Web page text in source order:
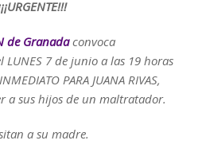
de Granadaconvoca
LUNES 7 de junio a las 19 horas
PARA JUANA RIVAS,
a sus hijos de un maltratador.
a su madre.